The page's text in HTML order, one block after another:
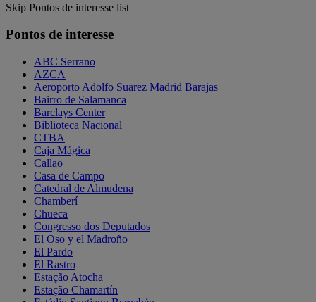
Skip Pontos de interesse list
Pontos de interesse
ABC Serrano
AZCA
Aeroporto Adolfo Suarez Madrid Barajas
Bairro de Salamanca
Barclays Center
Biblioteca Nacional
CTBA
Caja Mágica
Callao
Casa de Campo
Catedral de Almudena
Chamberí
Chueca
Congresso dos Deputados
El Oso y el Madroño
El Pardo
El Rastro
Estação Atocha
Estação Chamartín